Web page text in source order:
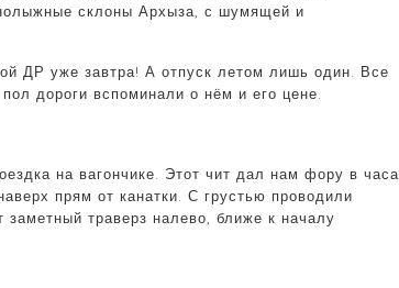
склоны Архыза, с шумящей и
ДР уже завтра! А отпуск летом лишь один. Все
дороги вспоминали о нём и его цене.
на вагончике. Этот чит дал нам фору в часа
прям от канатки. С грустью проводили
траверз налево, ближе к началу